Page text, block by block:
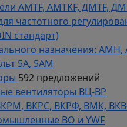
AMTF, AMTKF, ДMTF,
частотного
стандарт)
назначения:
5А, 5АМ
592 предложений
вентиляторы ВЦ-ВР
ВКРС, ВКРФ, ВМК,
ВО и YWF